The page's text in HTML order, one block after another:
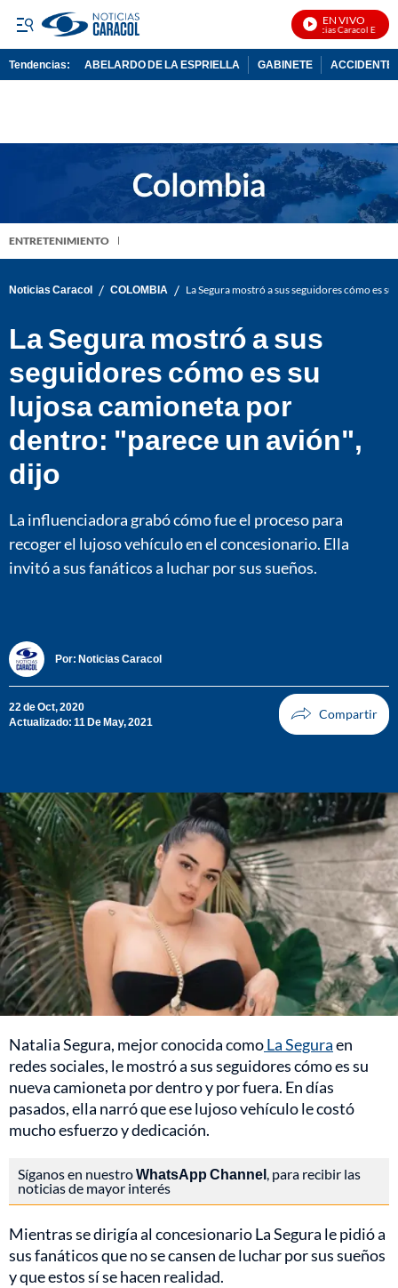
EN VIVO
Noticias Caracol En Vivo
Tendencias: ABELARDO DE LA ESPRIELLA GABINETE ACCIDENTE
ENTRETENIMIENTO
Noticias Caracol / COLOMBIA / La Segura mostró a sus seguidores cómo es
La Segura mostró a sus
seguidores cómo es su
lujosa camioneta por
dentro: "parece un avión",
dijo
La influenciadora grabó cómo fue el proceso para
recoger el lujoso vehículo en el concesionario. Ella
invitó a sus fanáticos a luchar por sus sueños.
Por: Noticias Caracol
22 de Oct, 2020
Actualizado: 11 De May, 2021
Natalia Segura, mejor conocida comoLa Seguraen
redes sociales, le mostró a sus seguidores cómo es su
nueva camioneta por dentro y por fuera. En días
pasados, ella narró que ese lujoso vehículo le costó
mucho esfuerzo y dedicación.
Síganos en nuestroWhatsApp Channel, para recibir las
noticias de mayor interés
Mientras se dirigía al concesionario La Segura le pidió a
sus fanáticos que no se cansen de luchar por sus sueños
y que estos sí se hacen realidad.